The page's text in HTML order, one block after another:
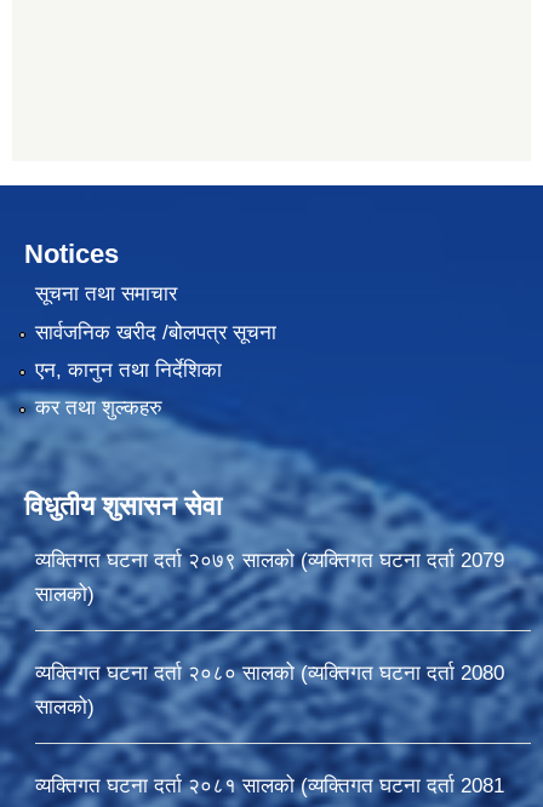
Notices
सूचना तथा समाचार
सार्वजनिक खरीद /बोलपत्र सूचना
एन, कानुन तथा निर्देशिका
कर तथा शुल्कहरु
विधुतीय शुसासन सेवा
व्यक्तिगत घटना दर्ता २०७९ सालको (व्यक्तिगत घटना दर्ता 2079
सालको)
व्यक्तिगत घटना दर्ता २०८० सालको (व्यक्तिगत घटना दर्ता 2080
सालको)
व्यक्तिगत घटना दर्ता २०८१ सालको (व्यक्तिगत घटना दर्ता 2081